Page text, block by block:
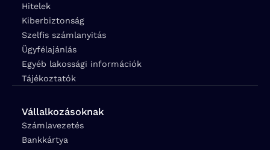
Hitelek
Kiberbiztonság
Szelfis számlanyitás
Ügyfélajánlás
Egyéb lakossági információk
Tájékoztatók
Vállalkozásoknak
Számlavezetés
Bankkártya